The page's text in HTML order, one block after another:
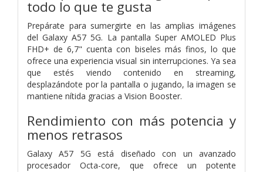
todo lo que te gusta
Prepárate para sumergirte en las amplias imágenes
del Galaxy A57 5G. La pantalla Super AMOLED Plus
FHD+ de 6,7" cuenta con biseles más finos, lo que
ofrece una experiencia visual sin interrupciones. Ya sea
que estés viendo contenido en streaming,
desplazándote por la pantalla o jugando, la imagen se
mantiene nítida gracias a Vision Booster.
Rendimiento con más potencia y
menos retrasos
Galaxy A57 5G está diseñado con un avanzado
procesador Octa-core, que ofrece un potente